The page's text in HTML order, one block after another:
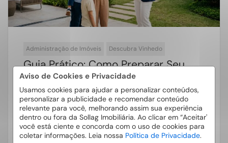
Aviso de Cookies e Privacidade
Usamos cookies para ajudar a personalizar conteúdos,
personalizar a publicidade e recomendar conteúdo
relevante para você, melhorando assim sua experiência
dentro ou fora da Sollag Imobiliária. Ao clicar em “Aceitar'
você está ciente e concorda com o uso de cookies para
coletar informações. Leia nossa Política de Privacidade.
Administração de Imóveis Descubra Vinhedo
Guia Prático: Como Preparar Seu
Imóvel Em Vinhedo Para Alugar Mais
Rápido E Com Melhor Valor
Preparar imóvel para locação em Vinhedo é
uma etapa essencial para quem deseja alugar
com mais rapidez, segurança e bom […]